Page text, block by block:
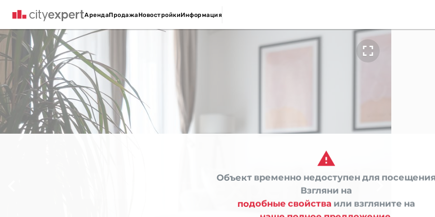
АрендаПродажаНовостройкиИнформация



Объект временно недоступен для
Взгляни на
подобные свойства или взгляните на